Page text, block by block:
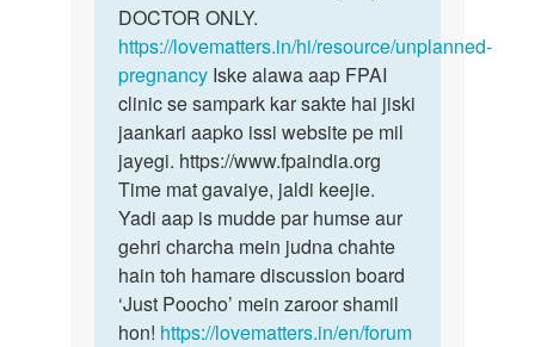
DOCTOR ONLY.
https://lovematters.in/hi/resource/unplanned-
pregnancy Iske alawa aap FPAI
clinic se sampark kar sakte hai jiski
jaankari aapko issi website pe mil
jayegi. https://www.fpaindia.org
Time mat gavaiye, jaldi keejie.
Yadi aap is mudde par humse aur
gehri charcha mein judna chahte
hain toh hamare discussion board
‘Just Poocho’ mein zaroor shamil
hon! https://lovematters.in/en/forum